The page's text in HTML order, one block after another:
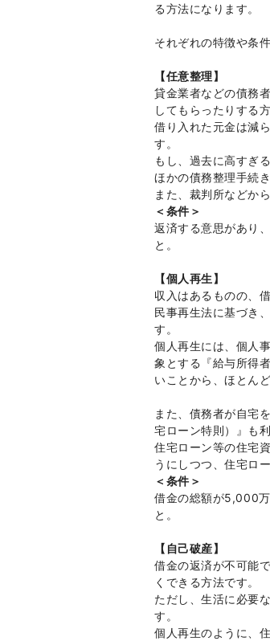
る方法になります。
それぞれの特徴や条
【任意整理】
貸金業者などの債務
してもらったりする
借り入れた元金は減
す。
もし、過去に高すぎ
ほかの債務整理手続
また、裁判所などか
＜条件＞
返済する意思があり
と。
【個人再生】
収入はあるものの、
民事再生法に基づき
す。
個人再生には、個人
象とする『給与所得
いことから、ほとん
また、債務者が自宅
宅ローン特則）』も
住宅ローン等の住宅
うにしつつ、住宅ロ
＜条件＞
借金の総額が5,000
と。
【自己破産】
借金の返済が不可能
くできる方法です。
ただし、生活に必要
す。
個人再生のように、